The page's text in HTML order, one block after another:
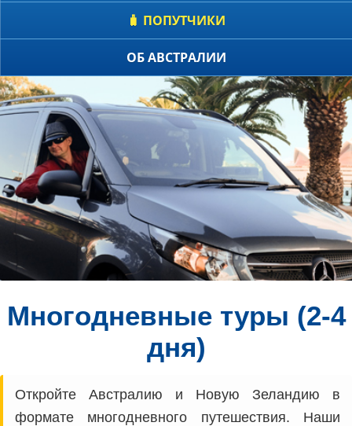
🧳 ПОПУТЧИКИ
ОБ АВСТРАЛИИ
Многодневные туры (2-4
дня)
Откройте Австралию и Новую Зеландию в
формате многодневного путешествия. Наши